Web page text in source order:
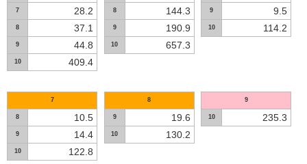
7 28.2
8 37.1
9 44.8
10 409.4
8 144.3
9 190.9
10 657.3
9 9.5
10 114.2
7
8 10.5
9 14.4
10 122.8
8
9 19.6
10 130.2
9
10 235.3